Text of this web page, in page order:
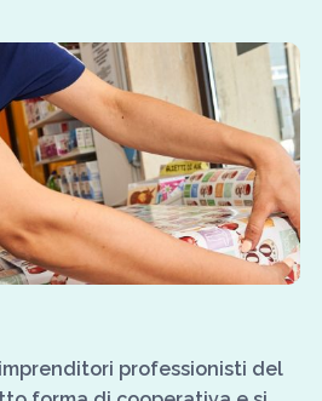
professionisti del